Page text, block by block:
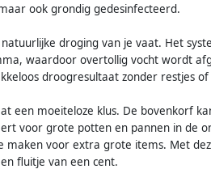
ook grondig gedesinfecteerd.
droging van je vaat. Het
waardoor overtollig vocht wordt
droogresultaat zonder restjes of
een moeiteloze klus. De bovenkorf
voor grote potten en pannen in de
maken voor extra grote items. Met
fluitje van een cent.